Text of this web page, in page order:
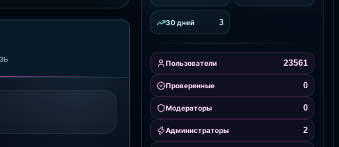
30 дней 3
Пользователи 23561
Проверенные 0
Модераторы 0
Администраторы 2